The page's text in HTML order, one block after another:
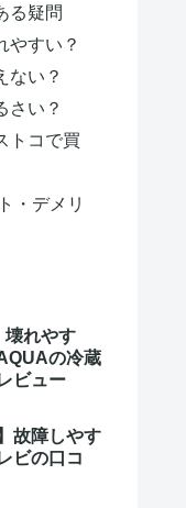
る疑問
やすい？
ない？
さい？
トコで買
・デメリ
壊れやす
の冷蔵
ビュー
故障しやす
ビの口コ